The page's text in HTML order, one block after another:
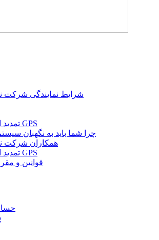
شرایط نمایندگی شرکت
تمدید اشتراک ردیاب GPS
چرا شما باید به نگهبان
همکاران شرکت
تمدید اشتراک ردیاب GPS
قوانین و